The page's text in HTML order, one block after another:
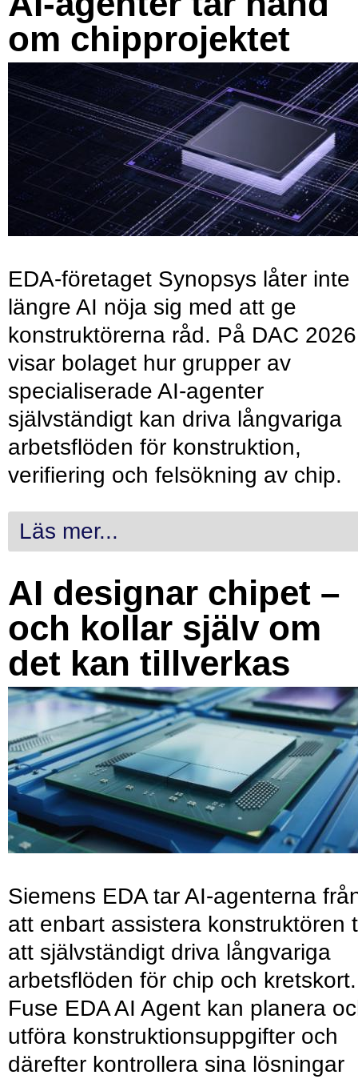
om chipprojektet
EDA-företaget Synopsys låter inte
längre AI nöja sig med att ge
konstruktörerna råd. På DAC 2026
visar bolaget hur grupper av
specialiserade AI-agenter
självständigt kan driva långvariga
arbetsflöden för konstruktion,
verifiering och felsökning av chip.
Läs mer...
AI designar chipet –
och kollar själv om
det kan tillverkas
Siemens EDA tar AI-agenterna
att enbart assistera konstruktören
att självständigt driva långvariga
arbetsflöden för chip och kretskort.
Fuse EDA AI Agent kan planera
utföra konstruktionsuppgifter och
därefter kontrollera sina lösningar